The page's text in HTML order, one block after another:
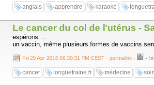
anglais apprendre karaoké
Le cancer du col de l'utérus -
espérons ...
un vaccin, même plusieurs formes de vaccins
Fri 29 Apr 2016 06:30:31 PM CEST - permalink - -
cancer longuetraine.fr médecine soin